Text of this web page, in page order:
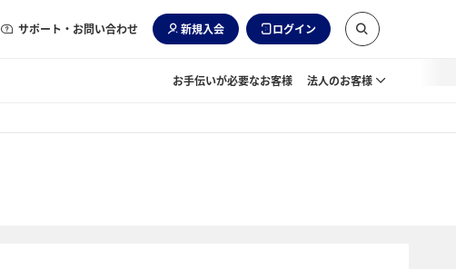
サポート・お問い合わせ 新規入会 ログイン
お手伝いが必要なお客様 法人のお客様